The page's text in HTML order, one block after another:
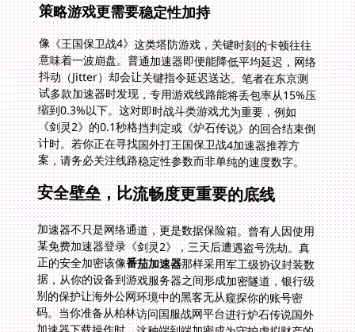
策略游戏更需要稳定性加持
像《王国保卫战4》这类塔防游戏，关键时刻的卡顿往往
意味着一波崩盘。普通加速器即便能降低平均延迟，网络
抖动（Jitter）却会让关键指令延迟送达。笔者在东京测
试多款加速器时发现，专用游戏线路能将丢包率从15%压
缩到0.3%以下。这对即时战斗类游戏尤为重要，例如
《剑灵2》的0.1秒格挡判定或《炉石传说》的回合结束倒
计时。若你正在寻找国外打王国保卫战4加速器推荐方
案，请务必关注线路稳定性参数而非单纯的速度数字。
安全壁垒，比流畅度更重要的底线
加速器不只是网络通道，更是数据保险箱。曾有人因使用
某免费加速器登录《剑灵2》，三天后遭遇盗号洗劫。真
正的安全加密该像番茄加速器那样采用军工级协议封装数
据，从你的设备到游戏服务器之间形成加密隧道，银行级
别的保护让海外公网环境中的黑客无从窥探你的账号密
码。当你准备从柏林访问国服战网平台进行炉石传说国外
加速器下载操作时，这种端到端加密成为守护虚拟财产的